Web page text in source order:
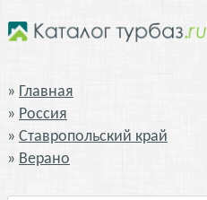
Главная
Россия
Ставропольский край
Верано